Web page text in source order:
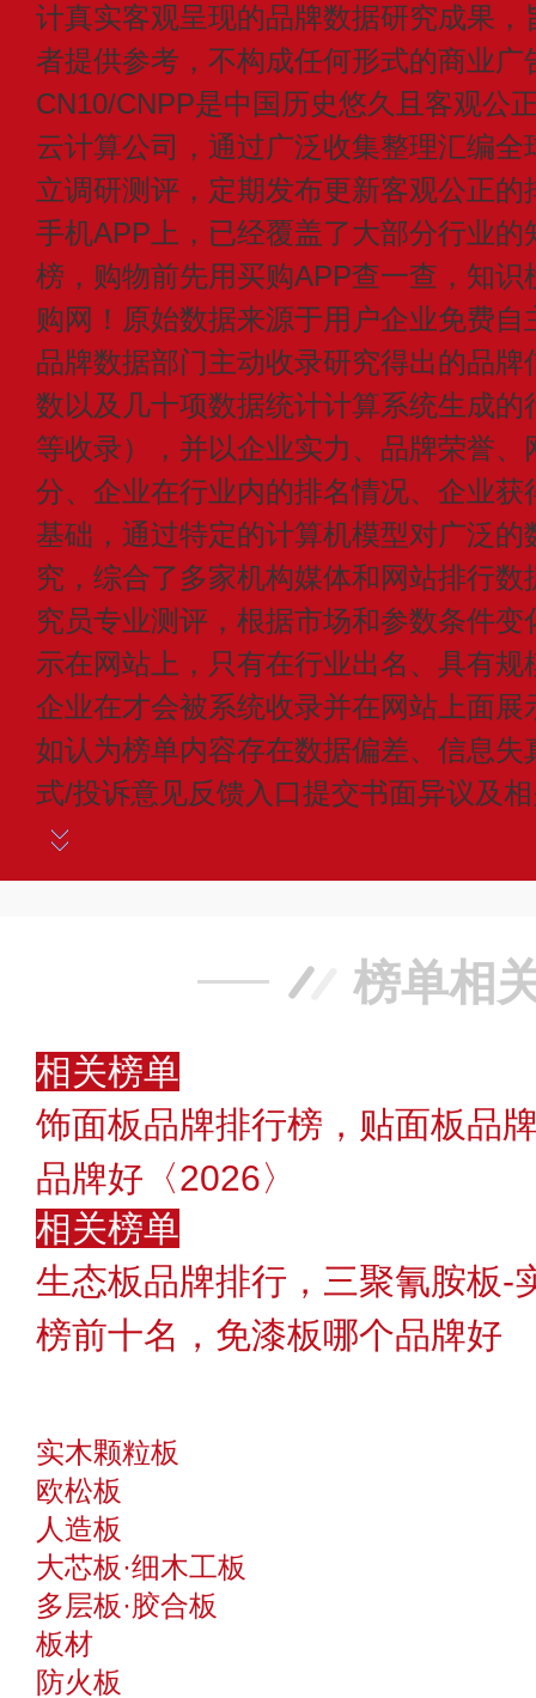
计真实客观呈现的品牌数据研究成果
者提供参考，不构成任何形式的商业广
CN10/CNPP是中国历史悠久且客观公
云计算公司，通过广泛收集整理汇编
立调研测评，定期发布更新客观公正
手机APP上，已经覆盖了大部分行业
榜，购物前先用买购APP查一查，知
购网！原始数据来源于用户企业免费
品牌数据部门主动收录研究得出的品
数以及几十项数据统计计算系统生成
等收录），并以企业实力、品牌荣誉
分、企业在行业内的排名情况、企业
基础，通过特定的计算机模型对广泛
究，综合了多家机构媒体和网站排行
究员专业测评，根据市场和参数条件
示在网站上，只有在行业出名、具有
企业在才会被系统收录并在网站上面
如认为榜单内容存在数据偏差、信息
式/投诉意见反馈入口提交书面异议及
榜单相
相关榜单
饰面板品牌排行榜，贴面板品
品牌好〈2026〉
相关榜单
生态板品牌排行，三聚氰胺板-
榜前十名，免漆板哪个品牌好
实木颗粒板
欧松板
人造板
大芯板·细木工板
多层板·胶合板
板材
防火板